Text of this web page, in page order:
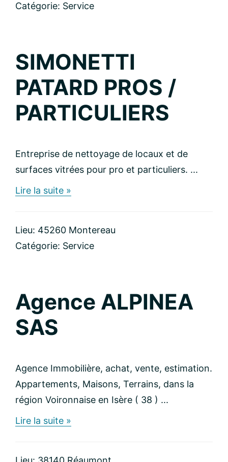
Catégorie: Service
SIMONETTI
PATARD PROS /
PARTICULIERS
Entreprise de nettoyage de locaux et de
surfaces vitrées pour pro et particuliers. ...
Lire la suite »
/
PARTICULIERS
Lieu: 45260 Montereau
Catégorie: Service
Agence ALPINEA
SAS
Agence Immobilière, achat, vente, estimation.
Appartements, Maisons, Terrains, dans la
région Voironnaise en Isère ( 38 ) ...
Lire la suite »